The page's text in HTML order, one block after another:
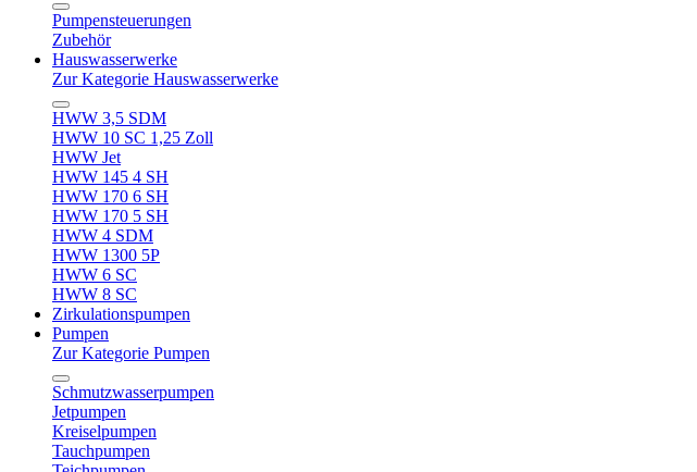
Pumpensteuerungen
Zubehör
Hauswasserwerke
Zur Kategorie Hauswasserwerke
HWW 3,5 SDM
HWW 10 SC 1,25 Zoll
HWW Jet
HWW 145 4 SH
HWW 170 6 SH
HWW 170 5 SH
HWW 4 SDM
HWW 1300 5P
HWW 6 SC
HWW 8 SC
Zirkulationspumpen
Pumpen
Zur Kategorie Pumpen
Schmutzwasserpumpen
Jetpumpen
Kreiselpumpen
Tauchpumpen